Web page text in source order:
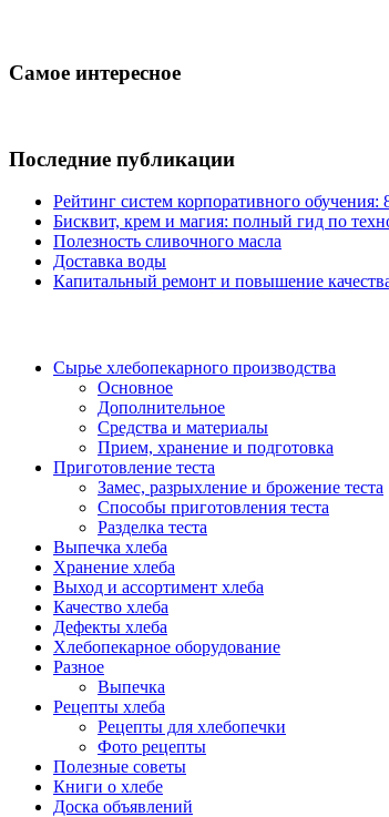
Самое интересное
Последние публикации
Рейтинг систем корпоративного обучения:
Бисквит, крем и магия: полный гид по
Полезность сливочного масла
Доставка воды
Капитальный ремонт и повышение
Сырье хлебопекарного производства
Основное
Дополнительное
Средства и материалы
Прием, хранение и подготовка
Приготовление теста
Замес, разрыхление и брожение теста
Способы приготовления теста
Разделка теста
Выпечка хлеба
Хранение хлеба
Выход и ассортимент хлеба
Качество хлеба
Дефекты хлеба
Хлебопекарное оборудование
Разное
Выпечка
Рецепты хлеба
Рецепты для хлебопечки
Фото рецепты
Полезные советы
Книги о хлебе
Доска объявлений